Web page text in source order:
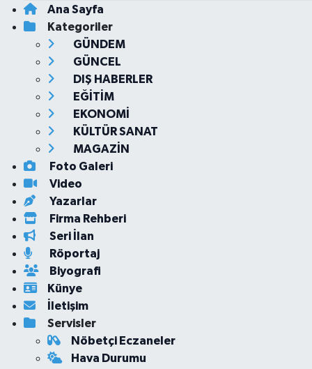
Ana Sayfa
Kategoriler
GÜNDEM
GÜNCEL
DIŞ HABERLER
EĞİTİM
EKONOMİ
KÜLTÜR SANAT
MAGAZİN
Foto Galeri
Video
Yazarlar
Firma Rehberi
Seri İlan
Röportaj
Biyografi
Künye
İletişim
Servisler
Nöbetçi Eczaneler
Hava Durumu